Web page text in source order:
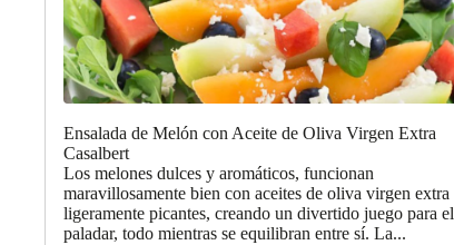
Ensalada de Melón con Aceite de Oliva Virgen Extra
Casalbert
Los melones dulces y aromáticos, funcionan
maravillosamente bien con aceites de oliva virgen extra
ligeramente picantes, creando un divertido juego para el
paladar, todo mientras se equilibran entre sí. La...